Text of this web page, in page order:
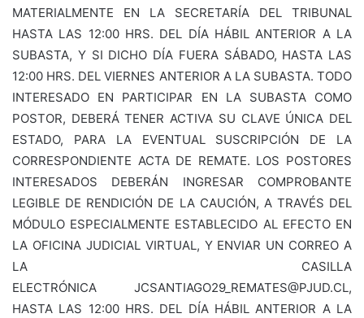
MATERIALMENTE EN LA SECRETARÍA DEL TRIBUNAL
HASTA LAS 12:00 HRS. DEL DÍA HÁBIL ANTERIOR A LA
SUBASTA, Y SI DICHO DÍA FUERA SÁBADO, HASTA LAS
12:00 HRS. DEL VIERNES ANTERIOR A LA SUBASTA. TODO
INTERESADO EN PARTICIPAR EN LA SUBASTA COMO
POSTOR, DEBERÁ TENER ACTIVA SU CLAVE ÚNICA DEL
ESTADO, PARA LA EVENTUAL SUSCRIPCIÓN DE LA
CORRESPONDIENTE ACTA DE REMATE. LOS POSTORES
INTERESADOS DEBERÁN INGRESAR COMPROBANTE
LEGIBLE DE RENDICIÓN DE LA CAUCIÓN, A TRAVÉS DEL
MÓDULO ESPECIALMENTE ESTABLECIDO AL EFECTO EN
LA OFICINA JUDICIAL VIRTUAL, Y ENVIAR UN CORREO A
LA CASILLA
ELECTRÓNICA JCSANTIAGO29_REMATES@PJUD.CL,
HASTA LAS 12:00 HRS. DEL DÍA HÁBIL ANTERIOR A LA